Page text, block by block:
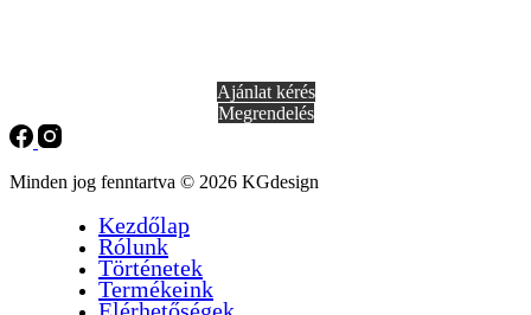
Ajánlat kérés
Megrendelés
Minden jog fenntartva © 2026 KGdesign
Kezdőlap
Rólunk
Történetek
Termékeink